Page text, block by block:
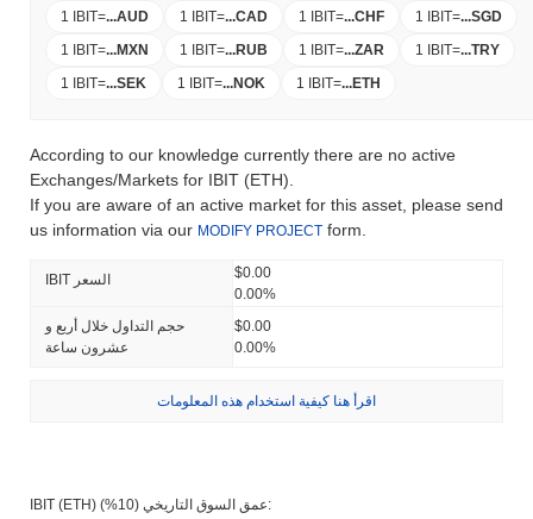
1 IBIT=...AUD 1 IBIT=...CAD 1 IBIT=...CHF 1 IBIT=...SGD
1 IBIT=...MXN 1 IBIT=...RUB 1 IBIT=...ZAR 1 IBIT=...TRY
1 IBIT=...SEK 1 IBIT=...NOK 1 IBIT=...ETH
According to our knowledge currently there are no active
Exchanges/Markets for IBIT (ETH).
If you are aware of an active market for this asset, please send
us information via our MODIFY PROJECT form.
IBIT السعر
$0.00
0.00%
حجم التداول خلال أربع و
عشرون ساعة
$0.00
0.00%
اقرأ هنا كيفية استخدام هذه المعلومات
IBIT (ETH) عمق السوق التاريخي (10%):